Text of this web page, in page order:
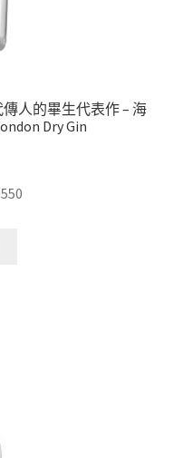
人的畢生代表作 – 海
Dry Gin
550